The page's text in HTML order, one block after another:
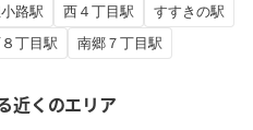
路駅 西４丁目駅
すすきの駅
丁目駅
南郷７丁目駅
近くのエリア